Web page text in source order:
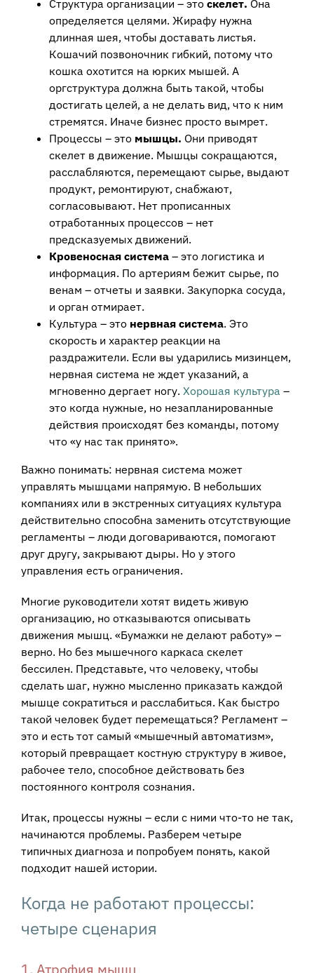
Структура организации – это скелет. Она
определяется целями. Жирафу нужна
длинная шея, чтобы доставать листья.
Кошачий позвоночник гибкий, потому что
кошка охотится на юрких мышей. А
оргструктура должна быть такой, чтобы
достигать целей, а не делать вид, что к ним
стремятся. Иначе бизнес просто вымрет.
Процессы – это мышцы. Они приводят
скелет в движение. Мышцы сокращаются,
расслабляются, перемещают сырье, выдают
продукт, ремонтируют, снабжают,
согласовывают. Нет прописанных
отработанных процессов – нет
предсказуемых движений.
Кровеносная система– это логистика и
информация. По артериям бежит сырье, по
венам – отчеты и заявки. Закупорка сосуда,
и орган отмирает.
Культура – это нервная система. Это
скорость и характер реакции на
раздражители. Если вы ударились мизинцем,
нервная система не ждет указаний, а
мгновенно дергает ногу. Хорошая культура –
это когда нужные, но незапланированные
действия происходят без команды, потому
что «у нас так принято».
Важно понимать: нервная система может
управлять мышцами напрямую. В небольших
компаниях или в экстренных ситуациях культура
действительно способна заменить отсутствующие
регламенты – люди договариваются, помогают
друг другу, закрывают дыры. Но у этого
управления есть ограничения.
Многие руководители хотят видеть живую
организацию, но отказываются описывать
движения мышц. «Бумажки не делают работу» –
верно. Но без мышечного каркаса скелет
бессилен. Представьте, что человеку, чтобы
сделать шаг, нужно мысленно приказать каждой
мышце сократиться и расслабиться. Как быстро
такой человек будет перемещаться? Регламент –
это и есть тот самый «мышечный автоматизм»,
который превращает костную структуру в живое,
рабочее тело, способное действовать без
постоянного контроля сознания.
Итак, процессы нужны – если с ними что-то не так,
начинаются проблемы. Разберем четыре
типичных диагноза и попробуем понять, какой
подходит нашей истории.
Когда не работают процессы:
четыре сценария